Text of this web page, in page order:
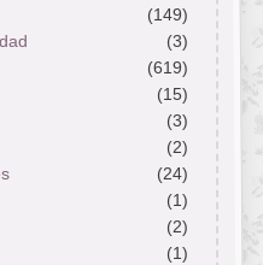
(149)
(3)
(619)
(15)
(3)
(2)
(24)
(1)
(2)
(1)